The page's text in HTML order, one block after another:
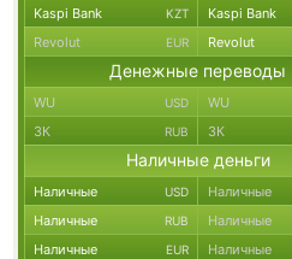
Kaspi Bank KZT Kaspi Bank
Revolut EUR Revolut
Денежные переводы
WU USD WU
ЗК RUB ЗК
Наличные деньги
Наличные USD Наличные
Наличные RUB Наличные
Наличные EUR Наличные